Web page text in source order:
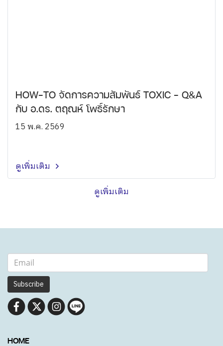
HOW-TO จัดการความสัมพันธ์ TOXIC - Q&A
กับ อ.ดร. ตฤณห์ โพธิ์รักษา
15 พ.ค. 2569
ดูเพิ่มเติม
ดูเพิ่มเติม
Subscribe
HOME